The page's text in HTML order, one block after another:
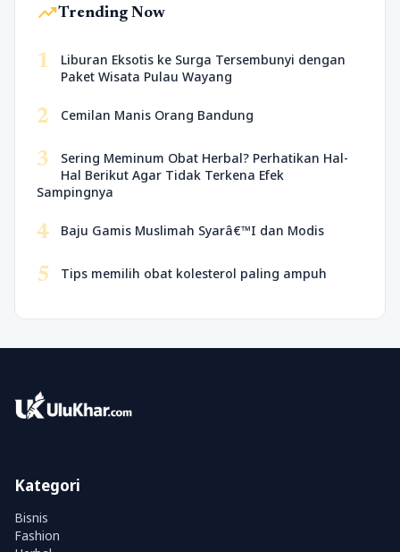
trending_upTrending Now
1
Liburan Eksotis ke Surga Tersembunyi dengan
Paket Wisata Pulau Wayang
2 Cemilan Manis Orang Bandung
3
Sering Meminum Obat Herbal? Perhatikan Hal-
Hal Berikut Agar Tidak Terkena Efek
Sampingnya
4 Baju Gamis Muslimah Syarâ€™I dan Modis
5 Tips memilih obat kolesterol paling ampuh
Kategori
Bisnis
Fashion